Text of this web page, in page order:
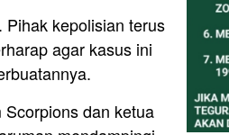
kepolisian terus
agar kasus ini
dan ketua